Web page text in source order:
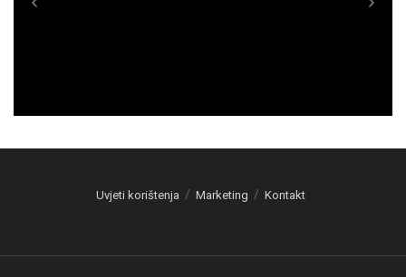
Uvjeti korištenja Marketing Kontakt